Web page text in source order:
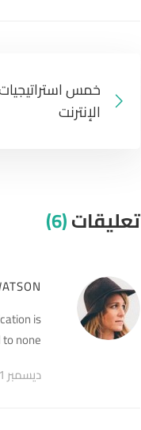
خمس
الإنترنت
تعليقات(6)
is
none.
ديسمبر 11, 2019 في 8:50 ص